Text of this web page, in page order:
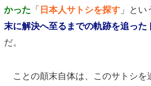
かった 「日本人サトシを探す 」と
末に解決へ至るまでの軌跡を追った
だ。
ことの顛末自体は、このサトシを